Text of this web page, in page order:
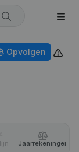
Opvolgen
Jaar­rekeningen